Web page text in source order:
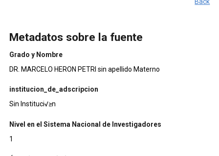
Metadatos sobre la fuente
Grado y Nombre
DR. MARCELO HERON PETRI sin apellido Materno
institucion_de_adscripcion
Sin Instituci√≥n
Nivel en el Sistema Nacional de Investigadores
1